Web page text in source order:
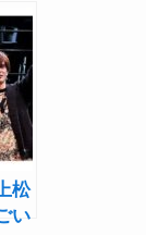
松
い